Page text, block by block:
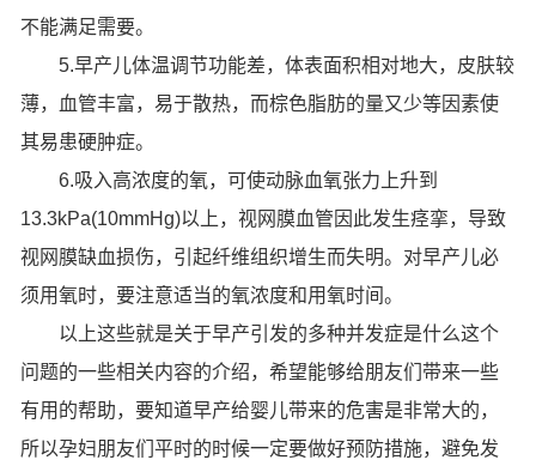
不能满足需要。
5.早产儿体温调节功能差，体表面积相对地大，皮肤较
薄，血管丰富，易于散热，而棕色脂肪的量又少等因素使
其易患硬肿症。
6.吸入高浓度的氧，可使动脉血氧张力上升到
13.3kPa(10mmHg)以上，视网膜血管因此发生痉挛，导致
视网膜缺血损伤，引起纤维组织增生而失明。对早产儿必
须用氧时，要注意适当的氧浓度和用氧时间。
以上这些就是关于早产引发的多种并发症是什么这个
问题的一些相关内容的介绍，希望能够给朋友们带来一些
有用的帮助，要知道早产给婴儿带来的危害是非常大的，
所以孕妇朋友们平时的时候一定要做好预防措施，避免发